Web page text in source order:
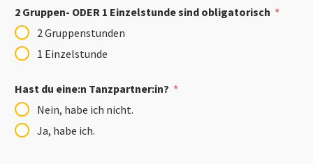
2 Gruppen- ODER 1 Einzelstunde sind obligatorisch
2 Gruppenstunden
1 Einzelstunde
Hast du eine:n Tanzpartner:in?
Nein, habe ich nicht.
Ja, habe ich.